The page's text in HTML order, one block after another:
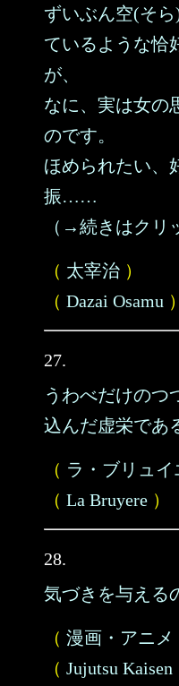
ずいぶん空(そ
ているような恰
が、
なに、実は女の
のです。
ほめられたい、
振……
（→続きはクリ
（ 太宰治 ）
（ Dazai Osamu ）
27.
うわべだけのつ
込んだ虚栄であ
（ ラ・ブリュイ
（ La Bruyere ）
28.
気づきを与える
（ 漫画・アニメ
（ Jujutsu Kaisen